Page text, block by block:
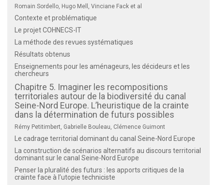
Romain Sordello, Hugo Mell, Vinciane Fack et al
Contexte et problématique
Le projet COHNECS-IT
La méthode des revues systématiques
Résultats obtenus
Enseignements pour les aménageurs, les décideurs et les
chercheurs
Chapitre 5. Imaginer les recompositions
territoriales autour de la biodiversité du canal
Seine-Nord Europe. L’heuristique de la crainte
dans la détermination de futurs possibles
Rémy Petitimbert, Gabrielle Bouleau, Clémence Guimont
Le cadrage territorial dominant du canal Seine-Nord Europe
La construction de scénarios alternatifs au discours territorial
dominant sur le canal Seine-Nord Europe
Penser la pluralité des futurs : les apports critiques de la
crainte face à l’utopie techniciste